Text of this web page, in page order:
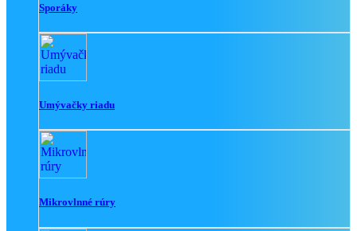
Sporáky
Umývačky riadu
Mikrovlnné rúry